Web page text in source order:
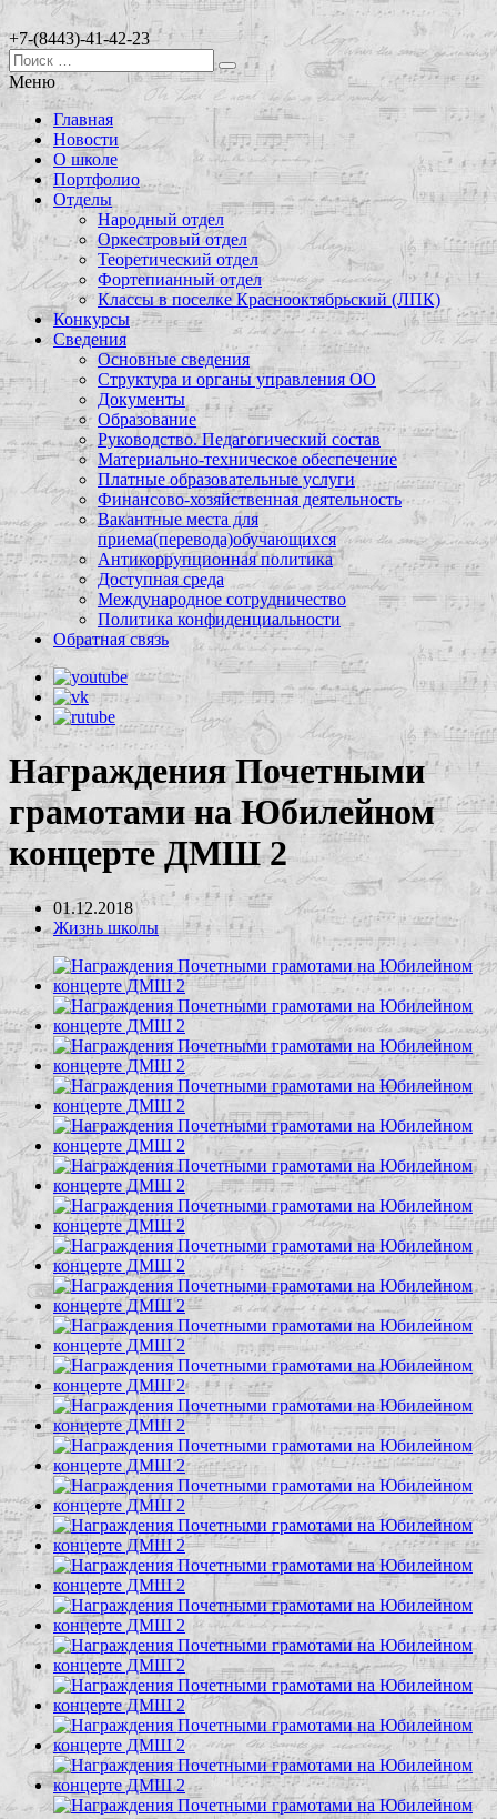
+7-(8443)-41-42-23
Меню
Главная
Новости
О школе
Портфолио
Отделы
Народный отдел
Оркестровый отдел
Теоретический отдел
Фортепианный отдел
Классы в поселке Краснооктябрьский (ЛПК)
Конкурсы
Сведения
Основные сведения
Структура и органы управления ОО
Документы
Образование
Руководство. Педагогический состав
Материально-техническое обеспечение
Платные образовательные услуги
Финансово-хозяйственная деятельность
Вакантные места для
приема(перевода)обучающихся
Антикоррупционная политика
Доступная среда
Международное сотрудничество
Политика конфиденциальности
Обратная связь
Награждения Почетными
грамотами на Юбилейном
концерте ДМШ 2
01.12.2018
Жизнь школы